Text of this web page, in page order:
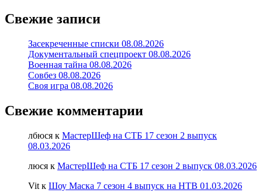
Свежие записи
Засекреченные списки 08.08.2026
Документальный спецпроект 08.08.2026
Военная тайна 08.08.2026
Совбез 08.08.2026
Своя игра 08.08.2026
Свежие комментарии
лбюся к МастерШеф на СТБ 17 сезон 2 выпуск
08.03.2026
люся к МастерШеф на СТБ 17 сезон 2 выпуск 08.03.2026
Vit к Шоу Маска 7 сезон 4 выпуск на НТВ 01.03.2026